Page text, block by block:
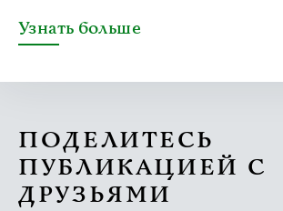
Узнать больше
ПОДЕЛИТЕСЬ
ПУБЛИКАЦИЕЙ С
ДРУЗЬЯМИ